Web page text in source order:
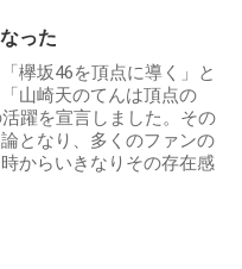
った
欅坂46を頂点に導く」と
山崎天のてんは頂点の
躍を宣言しました。その
となり、多くのファンの
からいきなりその存在感